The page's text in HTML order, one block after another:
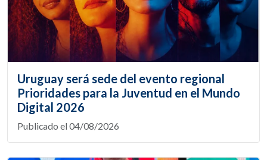
Uruguay será sede del evento regional
Prioridades para la Juventud en el Mundo
Digital 2026
Publicado el 04/08/2026